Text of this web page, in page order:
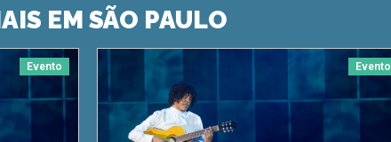
EM SÃO PAULO
Evento Evento